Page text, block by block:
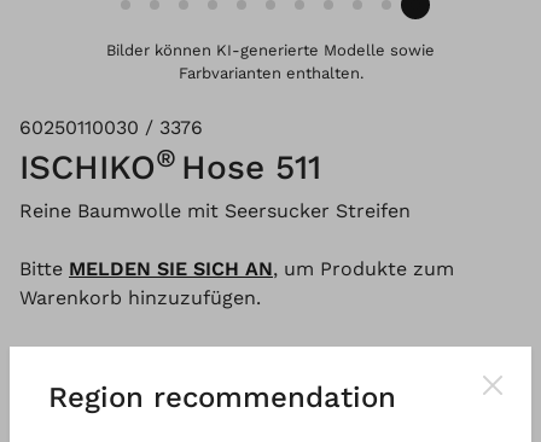
Bilder können KI-generierte Modelle sowie
Farbvarianten enthalten.
60250110030 / 3376
ISCHIKO® Hose 511
Reine Baumwolle mit Seersucker Streifen
Bitte MELDEN SIE SICH AN, um Produkte zum
Warenkorb hinzuzufügen.
Beschreibung Material & Pflegehinweis
Region recommendation